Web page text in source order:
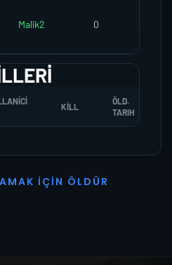
Malik2 0
KILL
ÖLD.
TARIH
AMAK İ ÇI N Ö L D Ü R